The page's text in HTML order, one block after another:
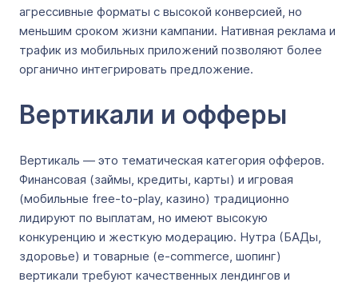
агрессивные форматы с высокой конверсией, но
меньшим сроком жизни кампании. Нативная реклама и
трафик из мобильных приложений позволяют более
органично интегрировать предложение.
Вертикали и офферы
Вертикаль — это тематическая категория офферов.
Финансовая (займы, кредиты, карты) и игровая
(мобильные free-to-play, казино) традиционно
лидируют по выплатам, но имеют высокую
конкуренцию и жесткую модерацию. Нутра (БАДы,
здоровье) и товарные (e-commerce, шопинг)
вертикали требуют качественных лендингов и